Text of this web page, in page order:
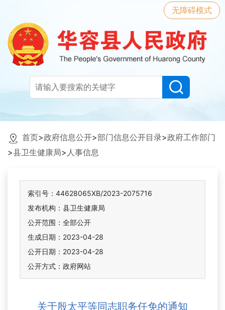
无障碍模式
首页>政府信息公开>部门信息公开目录>政府工作部门
>县卫生健康局> 人事信息
索引号：44628065XB/2023-2075716
发布机构：县卫生健康局
公开范围：全部公开
生成日期：2023-04-28
公开日期：2023-04-28
公开方式：政府网站
关于殷太平等同志职务任免的通知